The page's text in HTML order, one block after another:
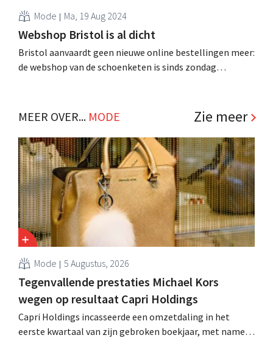
Mode Ma, 19 Aug 2024
Webshop Bristol is al dicht
Bristol aanvaardt geen nieuwe online bestellingen meer:
de webshop van de schoenketen is sinds zondag
MEER OVER... MODE Zie meer
Mode 5 Augustus, 2026
Tegenvallende prestaties Michael Kors
wegen op resultaat Capri Holdings
Capri Holdings incasseerde een omzetdaling in het
eerste kwartaal van zijn gebroken boekjaar, met name